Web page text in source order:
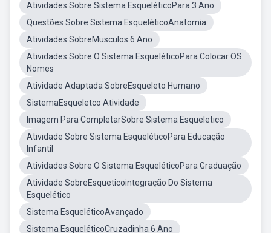
Atividades Sobre Sistema EsqueléticoPara 3 Ano
Questões Sobre Sistema EsqueléticoAnatomia
Atividades SobreMusculos 6 Ano
Atividades Sobre O Sistema EsqueléticoPara Colocar OS
Nomes
Atividade Adaptada SobreEsqueleto Humano
SistemaEsqueletco Atividade
Imagem Para CompletarSobre Sistema Esqueletico
Atividade Sobre Sistema EsqueléticoPara Educação
Infantil
Atividades Sobre O Sistema EsqueléticoPara Graduação
Atividade SobreEsqueticointegração Do Sistema
Esquelético
Sistema EsqueléticoAvançado
Sistema EsqueléticoCruzadinha 6 Ano